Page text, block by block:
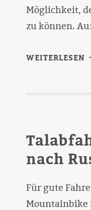
Möglichkeit,
zu können.
WEITERLESEN
nach
Für gute
Mountainbike